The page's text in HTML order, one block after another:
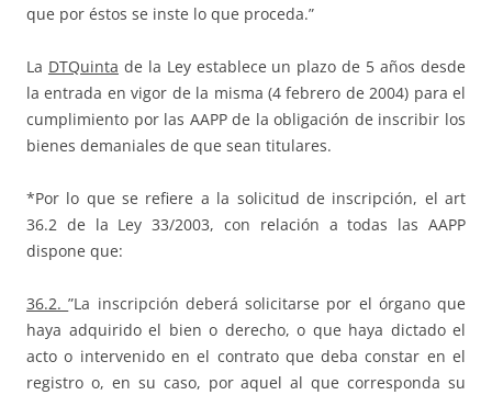
que por éstos se inste lo que proceda.”
La DTQuinta de la Ley establece un plazo de 5 años desde
la entrada en vigor de la misma (4 febrero de 2004) para el
cumplimiento por las AAPP de la obligación de inscribir los
bienes demaniales de que sean titulares.
*Por lo que se refiere a la solicitud de inscripción, el art
36.2 de la Ley 33/2003, con relación a todas las AAPP
dispone que:
36.2.”La inscripción deberá solicitarse por el órgano que
haya adquirido el bien o derecho, o que haya dictado el
acto o intervenido en el contrato que deba constar en el
registro o, en su caso, por aquel al que corresponda su